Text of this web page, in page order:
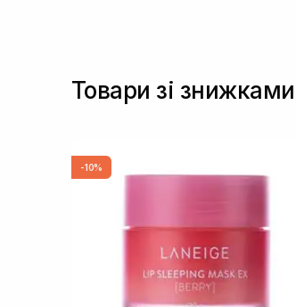
Товари зі
-10%